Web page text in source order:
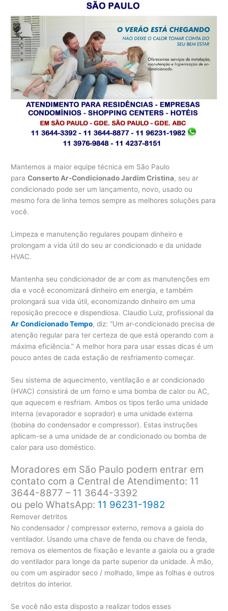
Mantemos a maior equipe técnica em São Paulo
paraConserto Ar-Condicionado Jardim Cristina, seu ar
condicionado pode ser um lançamento, novo, usado ou
mesmo fora de linha temos sempre as melhores soluções para
você.
Limpeza e manutenção regulares poupam dinheiro e
prolongam a vida útil do seu ar condicionado e da unidade
HVAC.
Mantenha seu condicionador de ar com as manutenções em
dia e você economizará dinheiro em energia, e também
prolongará sua vida útil, economizando dinheiro em uma
reposição precoce e dispendiosa. Claudio Luiz, profissional da
Ar Condicionado Tempo, diz: “Um ar-condicionado precisa de
atenção regular para ter certeza de que está operando com a
máxima eficiência.” A melhor hora para usar essas dicas é um
pouco antes de cada estação de resfriamento começar.
Seu sistema de aquecimento, ventilação e ar condicionado
(HVAC) consistirá de um forno e uma bomba de calor ou AC,
que aquecem e resfriam. Ambos os tipos terão uma unidade
interna (evaporador e soprador) e uma unidade externa
(bobina do condensador e compressor). Estas instruções
aplicam-se a uma unidade de ar condicionado ou bomba de
calor para uso doméstico.
Moradores em São Paulo podem entrar em
contato com a Central de Atendimento: 11
3644-8877 – 11 3644-3392
ou pelo WhatsApp: 11 96231-1982
Remover detritos
No condensador / compressor externo, remova a gaiola do
ventilador. Usando uma chave de fenda ou chave de fenda,
remova os elementos de fixação e levante a gaiola ou a grade
do ventilador para longe da parte superior da unidade. À mão,
ou com um aspirador seco / molhado, limpe as folhas e outros
detritos do interior.
Se você não esta disposto a realizar todos esses